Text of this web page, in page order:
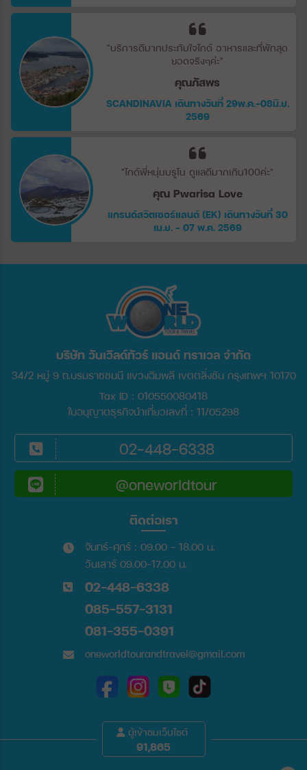
"บริการดีมากประทับใจไกด์ อาหารและที่พักสุด
ยอดจริงๆค่ะ"
คุณภัสพร
SCANDINAVIA เดินทางวันที่ 29พ.ค.-08มิ.ย.
2569
"ไกด์พี่หนุ่มบรูโน ดูแลดีมากเกิน100ค่ะ"
คุณ Pwarisa Love
แกรนด์สวิตเซอร์แลนด์ (EK) เดินทางวันที่ 30
เม.ย. - 07 พ.ค. 2569
บริษัท วันเวิลด์ทัวร์ แอนด์ ทราเวล จำกัด
34/2 หมู่ 9 ถ.บรมราชชนนี แขวงฉิมพลี เขตตลิ่งชัน กรุงเทพฯ 10170
Tax ID : 010550080418
ใบอนุญาตธุรกิจนำเที่ยวเลขที่ : 11/05298
02-448-6338
@oneworldtour
ติดต่อเรา
จันทร์-ศุกร์ : 09.00 - 18.00 น.
วันเสาร์ 09.00-17.00 น.
02-448-6338
085-557-3131
081-355-0391
oneworldtourandtravel@gmail.com
ผู้เข้าชมเว็บไซต์
91,865